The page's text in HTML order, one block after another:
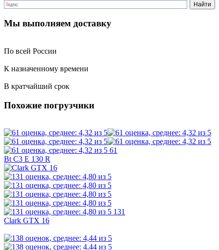
Мы выполняем доставку
По всей России
К назначенному времени
В кратчайший срок
Похожие погрузчики
61
Bt C3 E 130 R
131
Clark GTX 16